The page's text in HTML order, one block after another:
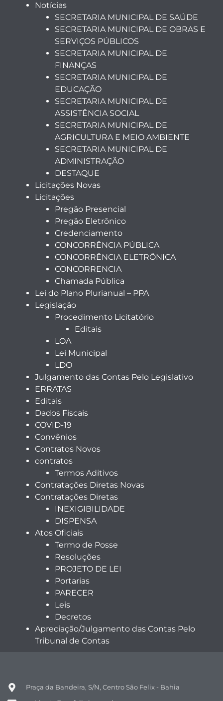
Notícias
SECRETARIA MUNICIPAL DE SAÚDE
SECRETARIA MUNICIPAL DE OBRAS E
SERVIÇOS PÚBLICOS
SECRETARIA MUNICIPAL DE
FINANÇAS
SECRETARIA MUNICIPAL DE
EDUCAÇÃO
SECRETARIA MUNICIPAL DE
ASSISTÊNCIA SOCIAL
SECRETARIA MUNICIPAL DE
AGRICULTURA E MEIO AMBIENTE
SECRETARIA MUNICIPAL DE
ADMINISTRAÇÃO
DESTAQUE
Licitações Novas
Licitações
Pregão Presencial
Pregão Eletrônico
Credenciamento
CONCORRÊNCIA PÚBLICA
CONCORRÊNCIA ELETRÔNICA
CONCORRENCIA
Chamada Pública
Lei do Plano Plurianual – PPA
Legislação
Procedimento Licitatório
Editais
LOA
Lei Municipal
LDO
Julgamento das Contas Pelo Legislativo
ERRATAS
Editais
Dados Fiscais
COVID-19
Convênios
Contratos Novos
contratos
Termos Aditivos
Contratações Diretas Novas
Contratações Diretas
INEXIGIBILIDADE
DISPENSA
Atos Oficiais
Termo de Posse
Resoluções
PROJETO DE LEI
Portarias
PARECER
Leis
Decretos
Apreciação/Julgamento das Contas Pelo
Tribunal de Contas
Praça da Bandeira, S/N, Centro São Felix - Bahia